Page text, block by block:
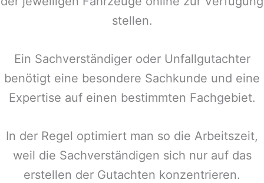
stellen.
Ein Sachverständiger oder Unfallgutachter
benötigt eine besondere Sachkunde und eine
Expertise auf einen bestimmten Fachgebiet.
In der Regel optimiert man so die Arbeitszeit,
weil die Sachverständigen sich nur auf das
erstellen der Gutachten konzentrieren.